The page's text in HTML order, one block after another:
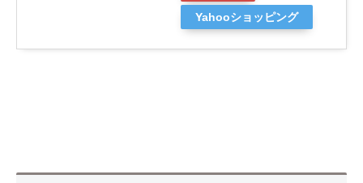
Yahooショッピング